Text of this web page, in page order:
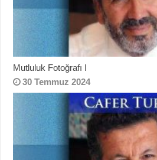
Mutluluk Fotoğrafı I
30 Temmuz 2024